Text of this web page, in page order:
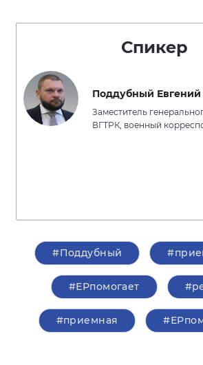
Спикер
Поддубный Евгений
Заместитель
ВГТРК, военный
#Поддубный
#ЕРпомогает
#приемная